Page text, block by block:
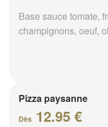
Base sauce tomate,
champignons, oeuf,
Pizza paysanne
Dès 12.95 €